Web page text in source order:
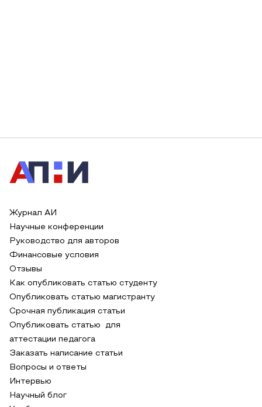
Журнал АИ
Научные конференции
Руководство для авторов
Финансовые условия
Отзывы
Как опубликовать статью студенту
Опубликовать статью магистранту
Срочная публикация статьи
Опубликовать статью для
аттестации педагога
Заказать написание статьи
Вопросы и ответы
Интервью
Научный блог